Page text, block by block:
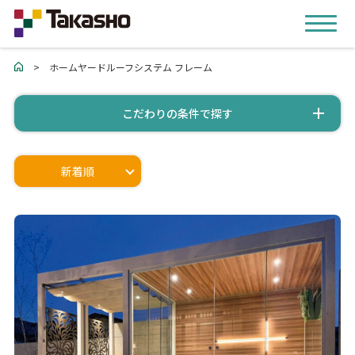
> ホームヤードルーフシステム フレーム
こだわりの条件で探す